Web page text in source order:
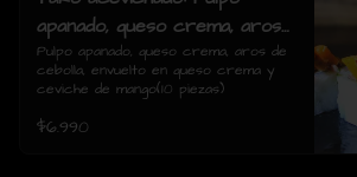
apanado, queso crema, aros
de cebolla, envuelto en queso
crema y ceviche de mango(10
Pulpo apanado, queso crema, aros de
cebolla, envuelto en queso crema y
ceviche de mango(10 piezas)
$6.990